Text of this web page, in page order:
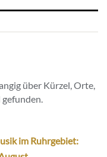
über Kürzel, Orte,
im Ruhrgebiet: